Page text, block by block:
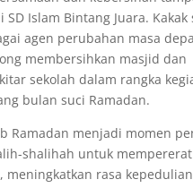
SD Islam Bintang Juara. Kakak
agen perubahan masa
membersihkan masjid dan
sekolah dalam rangka
bulan suci Ramadan.
Ramadan menjadi momen
shalihah untuk
meningkatkan rasa kepedulian